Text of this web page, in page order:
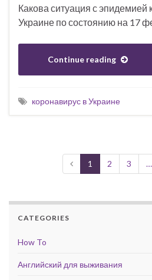
Какова ситуация с эпидемией
Украине по состоянию на 17
Continue reading
коронавирус в Украине
1 2 3 …
CATEGORIES
How To
Английский для выживания